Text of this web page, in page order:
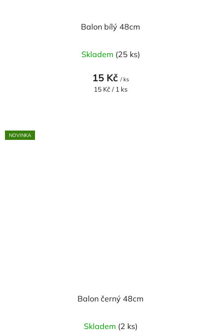
Balon bílý 48cm
Skladem (25 ks)
15 Kč / ks
Měrná
15 Kč / 1 ks
NOVINKA
Balon černý 48cm
Skladem (2 ks)